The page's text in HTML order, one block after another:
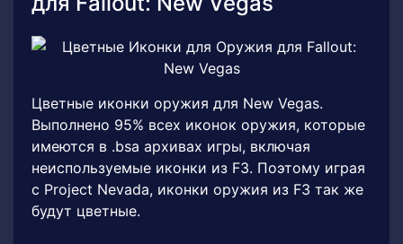
Цветные иконки оружия для New Vegas.
Выполнено 95% всех иконок оружия, которые
имеются в .bsa архивах игры, включая
неиспользуемые иконки из F3. Поэтому играя
с Project Nevada, иконки оружия из F3 так же
будут цветные.